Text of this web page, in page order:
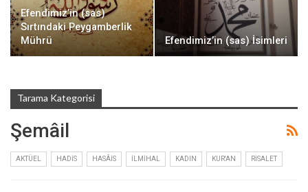
Efendimiz’in (sas)
Sırtındaki Peygamberlik
Mührü
Efendimiz’in (sas) İsimleri
Tarama Kategorisi
Şemâil
AKTÜEL HADIS HASÂIS İLMIHAL KADIN KUR'AN RISALET